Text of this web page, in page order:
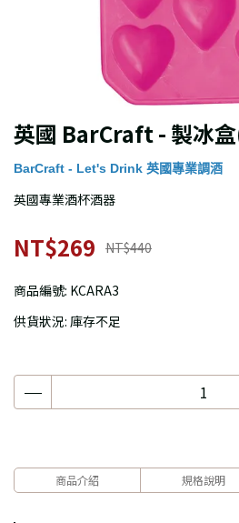
英國 BarCraft - 製冰
BarCraft - Let's Drink 英國專業調酒
英國專業酒杯酒器
NT$269 NT$440
商品編號: KCARA3
供貨狀況: 庫存不足
商品介紹 規格說明